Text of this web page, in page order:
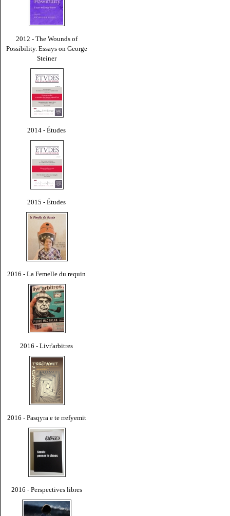
2012 - The Wounds of
Possibility. Essays on George
Steiner
2014 - Études
2015 - Études
2016 - La Femelle du requin
2016 - Livr'arbitres
2016 - Pasqyra e te rrefyemit
2016 - Perspectives libres